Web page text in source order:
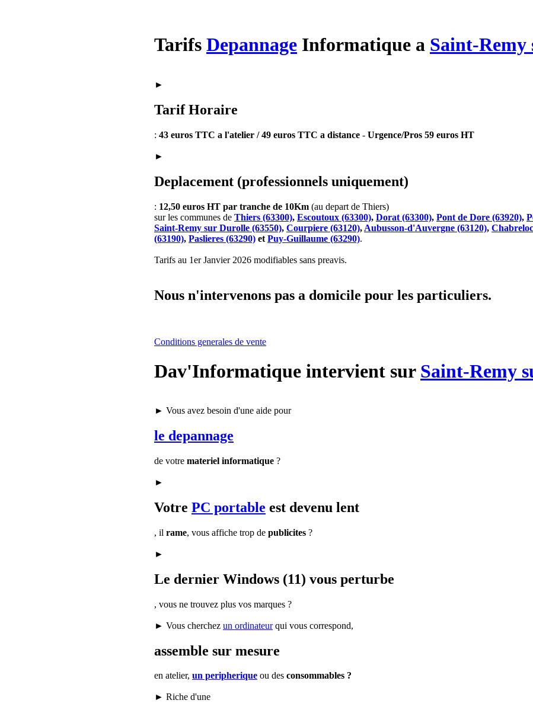
Tarifs Depannage Informatique a Saint-Remy
►
Tarif Horaire
: 43 euros TTC a l'atelier / 49 euros TTC a distance - Urgence/Pros 59 euros HT
►
Deplacement (professionnels uniquement)
: 12,50 euros HT par tranche de 10Km (au depart de Thiers)
sur les communes de Thiers (63300), Escoutoux (63300), Dorat (63300), Pont de Dore (63920),
Saint-Remy sur Durolle (63550), Courpiere (63120), Aubusson-d'Auvergne (63120),
(63190), Paslieres (63290) et Puy-Guillaume (63290).
Tarifs au 1er Janvier 2026 modifiables sans preavis.
Nous n'intervenons pas a domicile pour les particuliers.
Conditions generales de vente
Dav'Informatique intervient sur Saint-Remy
► Vous avez besoin d'une aide pour
le depannage
de votre materiel informatique ?
►
Votre PC portable est devenu lent
, il rame, vous affiche trop de publicites ?
►
Le dernier Windows (11) vous perturbe
, vous ne trouvez plus vos marques ?
► Vous cherchez un ordinateurqui vous correspond,
assemble sur mesure
en atelier, un peripherique ou des consommables ?
► Riche d'une